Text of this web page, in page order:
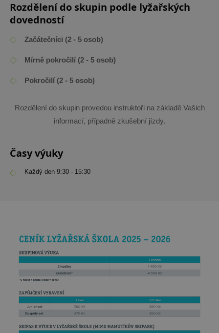
Rozdělení do skupin podle lyžařských
dovedností
Začátečníci (2 - 5 osob)
Mírně pokročilí (2 - 5 osob)
Pokročilí (2 - 5 osob)
Rozdělení do skupin provedou instruktoři na základě Vašich
informací, případně zkušební jízdy.
Časy výuky
Každý den 9:30 - 15:30